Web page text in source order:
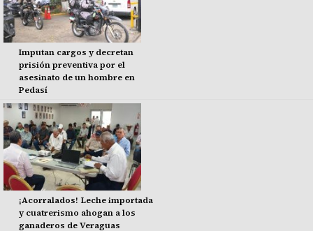
Imputan cargos y decretan
prisión preventiva por el
asesinato de un hombre en
Pedasí
¡Acorralados! Leche importada
y cuatrerismo ahogan a los
ganaderos de Veraguas